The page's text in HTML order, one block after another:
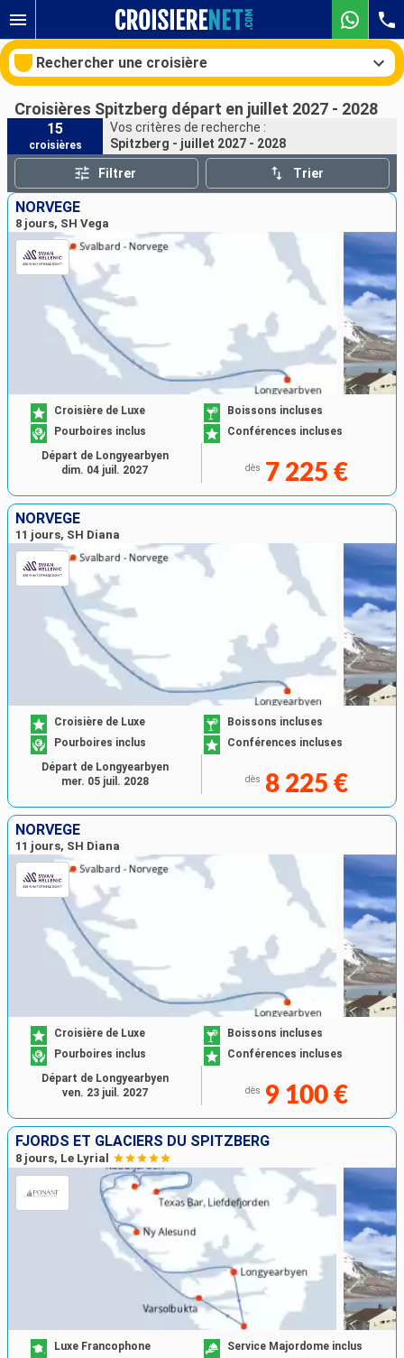
Rechercher une croisière
Nos destinations
Mois de départ
Ports Compagnies
Croisières Spitzberg départ en juillet 2027 - 2028
15
croisières
Vos critères de recherche :
Spitzberg - juillet 2027 - 2028
Filtrer Trier
NORVÈGE
8 jours, SH Vega
Croisière de Luxe
Boissons incluses
Pourboires inclus
Conférences incluses
dès 7 225 €
Départ de Longyearbyen
dim. 04 juil. 2027
NORVÈGE
11 jours, SH Diana
Croisière de Luxe
Boissons incluses
Pourboires inclus
Conférences incluses
dès 8 225 €
Départ de Longyearbyen
mer. 05 juil. 2028
NORVÈGE
11 jours, SH Diana
Croisière de Luxe
Boissons incluses
Pourboires inclus
Conférences incluses
dès 9 100 €
Départ de Longyearbyen
ven. 23 juil. 2027
FJORDS ET GLACIERS DU SPITZBERG
8 jours, Le Lyrial
Luxe Francophone
Service Majordome inclus